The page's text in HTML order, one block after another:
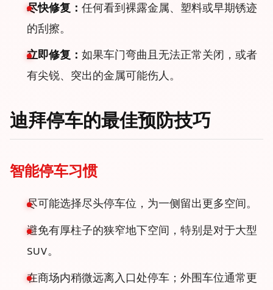
尽快修复： 任何看到裸露金属、塑料或早期锈迹
的刮擦。
立即修复： 如果车门弯曲且无法正常关闭，或者
有尖锐、突出的金属可能伤人。
迪拜停车的最佳预防技巧
智能停车习惯
尽可能选择尽头停车位，为一侧留出更多空间。
避免有厚柱子的狭窄地下空间，特别是对于大型
SUV。
在商场内稍微远离入口处停车；外围车位通常更